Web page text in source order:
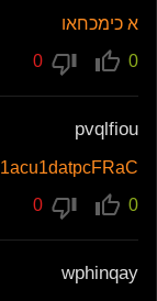
א כימכחאו
0
pvqlfiou
1acu1datpcFRaC
0
wphinqay